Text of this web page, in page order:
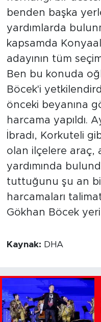
benden başka
yardımlarda
kapsamda
adayının tüm
Ben bu konuda
Böcek'i
önceki beyanına
harcama yapıldı.
İbradı, Korkuteli
olan ilçelere araç,
yardımında
tuttuğunu şu an
harcamaları
Gökhan Böcek
Kaynak: DHA